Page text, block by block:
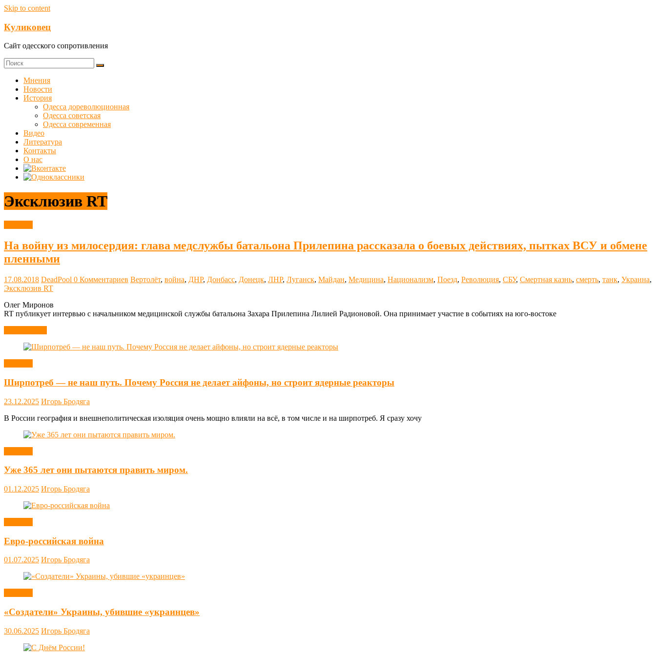
Skip to content
Куликовец
Сайт одесского сопротивления
Мнения
Новости
История
Одесса дореволюционная
Одесса советская
Одесса современная
Видео
Литература
Контакты
О нас
Эксклюзив RT
На войну из милосердия: глава медслужбы батальона Прилепина рассказала о боевых действиях, пытках ВСУ и обмене
пленными
17.08.2018 DeadPool 0 Комментариев Вертолёт, война, ДНР, Донбасс, Донецк, ЛНР, Луганск, Майдан, Медицина, Национализм, Поезд, Революция, СБУ, Смертная казнь, смерть, танк, Украина,
Эксклюзив RT
Олег Миронов
RT публикует интервью с начальником медицинской службы батальона Захара Прилепина Лилией Радионовой. Она принимает участие в событиях на юго-востоке
Ширпотреб — не наш путь. Почему Россия не делает айфоны, но строит ядерные реакторы
23.12.2025 Игорь Бродяга
В России география и внешнеполитическая изоляция очень мощно влияли на всё, в том числе и на ширпотреб. Я сразу хочу
Уже 365 лет они пытаются править миром.
01.12.2025 Игорь Бродяга
Евро-российская война
01.07.2025 Игорь Бродяга
«Создатели» Украины, убившие «украинцев»
30.06.2025 Игорь Бродяга